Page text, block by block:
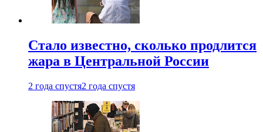
Стало известно, сколько продлится
жара в Центральной России
2 года спустя2 года спустя